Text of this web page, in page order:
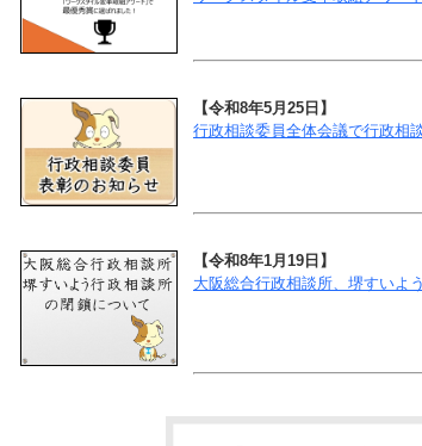
【令和8年5月25日】
行政相談委員全体会議で行政相
【令和8年1月19日】
大阪総合行政相談所、堺すいよ